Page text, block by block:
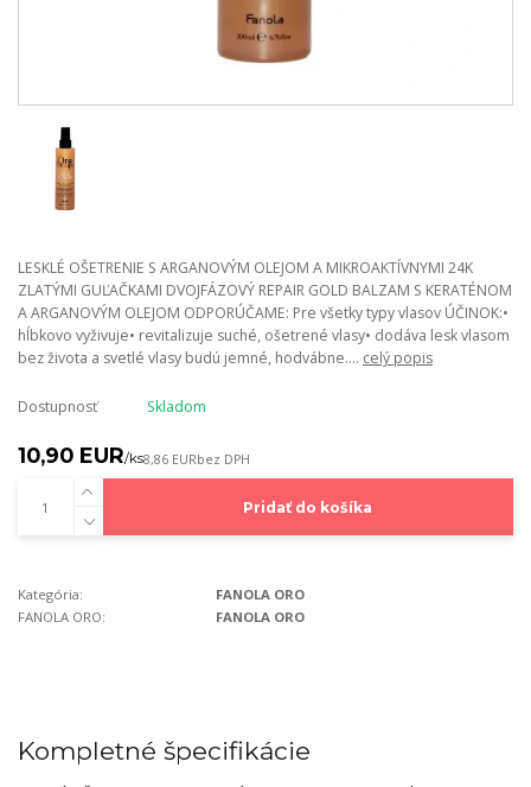
LESKLÉ OŠETRENIE S ARGANOVÝM OLEJOM A MIKROAKTÍVNYMI 24K
ZLATÝMI GUĽAČKAMI DVOJFÁZOVÝ REPAIR GOLD BALZAM S KERATÉNOM
A ARGANOVÝM OLEJOM ODPORÚČAME: Pre všetky typy vlasov ÚČINOK:•
hĺbkovo vyživuje• revitalizuje suché, ošetrené vlasy• dodáva lesk vlasom
bez života a svetlé vlasy budú jemné, hodvábne.... celý popis
Dostupnosť Skladom
10,90 EUR/ks8,86 EURbez DPH
Pridať do košíka
Kategória:
FANOLA ORO
FANOLA ORO:
FANOLA ORO
Kompletné špecifikácie